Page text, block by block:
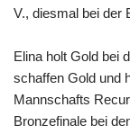
V., diesmal bei der
Elina holt Gold bei
schaffen Gold und
Mannschafts
Bronzefinale bei